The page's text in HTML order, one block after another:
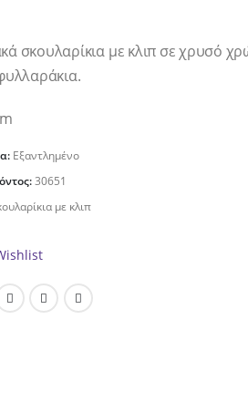
σκουλαρίκια με κλιπ σε χρυσό
Εξαντλημένο
30651
με κλιπ